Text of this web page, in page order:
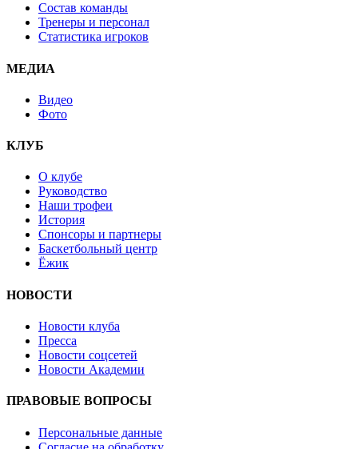
Состав команды
Тренеры и персонал
Статистика игроков
МЕДИА
Видео
Фото
КЛУБ
О клубе
Руководство
Наши трофеи
История
Спонсоры и партнеры
Баскетбольный центр
Ёжик
НОВОСТИ
Новости клуба
Пресса
Новости соцсетей
Новости Академии
ПРАВОВЫЕ ВОПРОСЫ
Персональные данные